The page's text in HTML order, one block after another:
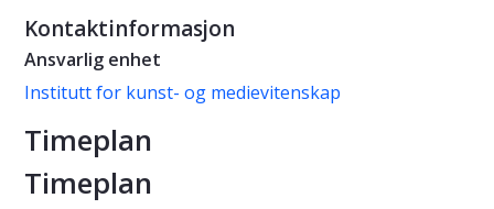
Kontaktinformasjon
Ansvarlig enhet
Institutt for kunst- og medievitenskap
Timeplan
Timeplan